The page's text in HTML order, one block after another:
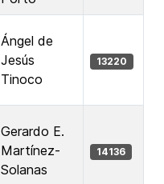
Ángel de
Jesús
Tinoco
13220
Gerardo E.
Martínez-
Solanas
14136